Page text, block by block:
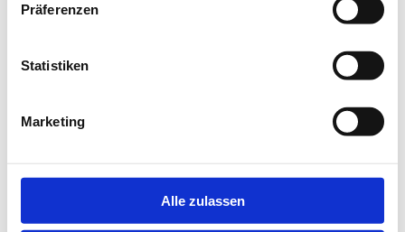
Präferenzen
Statistiken
Marketing
Alle zulassen